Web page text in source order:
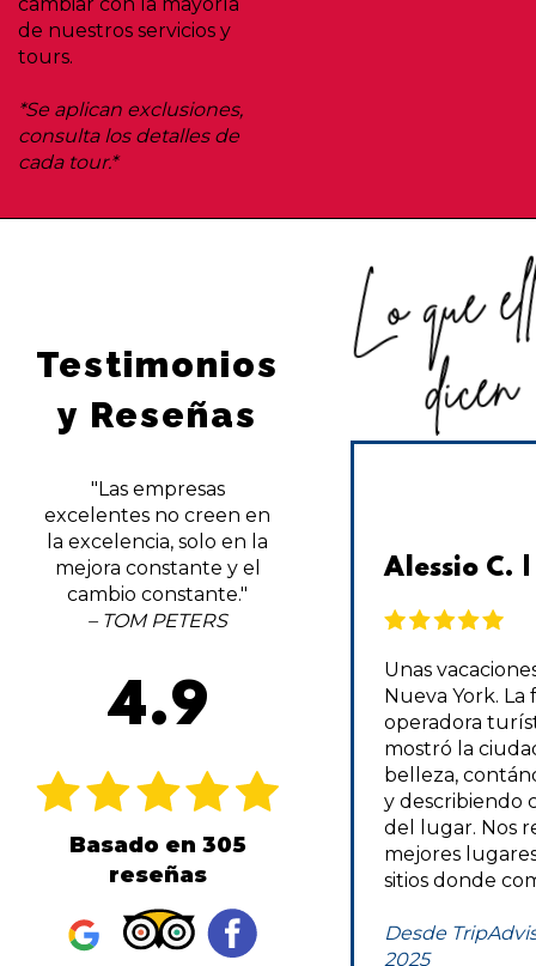
de nuestros servicios y
tours.
*Se aplican exclusiones,
consulta los detalles de
cada tour.*
Testimonios
y Reseñas
"Las empresas
excelentes no creen en
la excelencia, solo en la
mejora constante y el
cambio constante."
– TOM PETERS
4.9
Basado en 305
reseñas
Lo que
dicen
| TripAdvisor
de otoño, pero no he
la oportunidad de hacer
NJ. Decidí hacer un viaje de
días de última hora con un
por dónde empezar [...]
pude usar
York Welcome para hacer el
duro por nosotros [.. .]
Alessio C.
Unas
Nueva York. La
operadora
mostró la
belleza,
y describiendo
del lugar. Nos
mejores
sitios donde
Desde
2025